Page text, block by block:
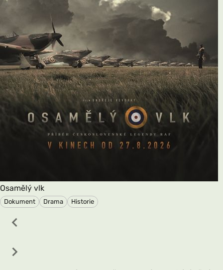
Osamělý vlk
Dokument Drama Historie